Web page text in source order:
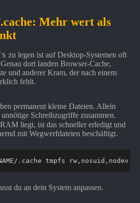
Mehr wert als
zu legen ist auf Desktop-Systemen oft
dort landen Browser-Cache,
und anderer Kram, der nach einem
fehlt.
permanent kleine Dateien. Allein
Schreibzugriffe zusammen.
liegt, ist das schneller erledigt und
mit Wegwerfdateien beschäftigt.
.cache tmpfs
du an dein System anpassen.